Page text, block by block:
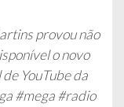
provou não
o novo
YouTube da
#mega #radio